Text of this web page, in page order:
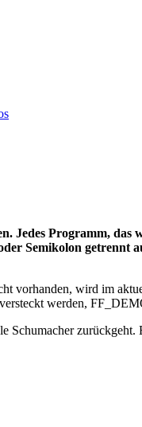
Jedes Programm,
Semikolon getrennt
vorhanden, wird im
werden,
zurückgeht.